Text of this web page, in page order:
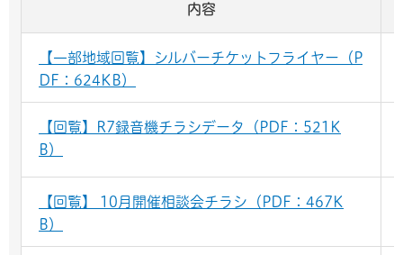
内容
【一部地域回覧】シルバーチケットフライヤー（P
DF：624KB）
【回覧】R7録音機チラシデータ（PDF：521K
B）
【回覧】 10月開催相談会チラシ（PDF：467K
B）